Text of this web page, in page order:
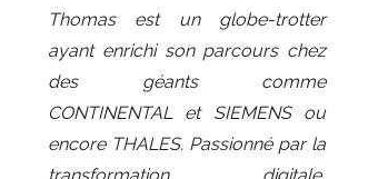
Thomas est un globe-trotter
ayant enrichi son parcours chez
des géants comme
CONTINENTAL et SIEMENS ou
encore THALES. Passionné par la